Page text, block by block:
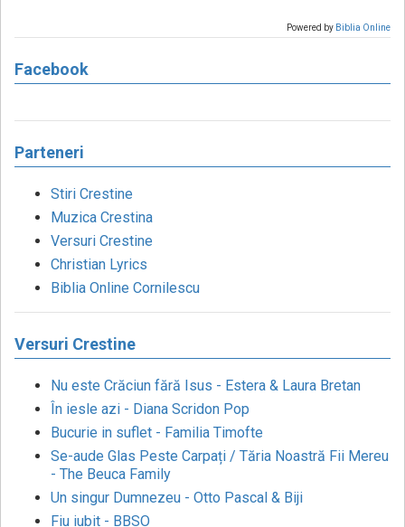
Powered by Biblia Online
Facebook
Parteneri
Stiri Crestine
Muzica Crestina
Versuri Crestine
Christian Lyrics
Biblia Online Cornilescu
Versuri Crestine
Nu este Crăciun fără Isus - Estera & Laura Bretan
În iesle azi - Diana Scridon Pop
Bucurie in suflet - Familia Timofte
Se-aude Glas Peste Carpați / Tăria Noastră Fii Mereu
- The Beuca Family
Un singur Dumnezeu - Otto Pascal & Biji
Fiu iubit - BBSO